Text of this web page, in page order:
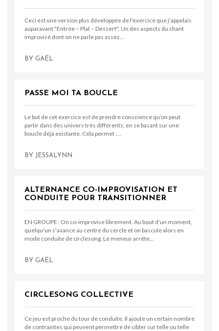
Ceci est une version plus développée de l'exercice que j'appelais
auparavant "Entrée – Plat – Dessert". Un des aspects du chant
improvisé dont on ne parle pas assez…
BY GAËL
PASSE MOI TA BOUCLE
Le but de cet exercice est de prendre conscience qu’on peut
partir dans des univers très différents, en se basant sur une
boucle déjà existante. Cela permet :…
BY JESSALYNN
ALTERNANCE CO-IMPROVISATION ET
CONDUITE POUR TRANSITIONNER
EN GROUPE : On co-improvise librement. Au bout d'un moment,
quelqu'un s'avance au centre du cercle et on bascule alors en
mode conduite de circlesong. Le meneur arrête…
BY GAËL
CIRCLESONG COLLECTIVE
Ce jeu est proche du tour de conduite. Il ajoute un certain nombre
de contraintes qui peuvent permettre de cibler sur telle ou telle